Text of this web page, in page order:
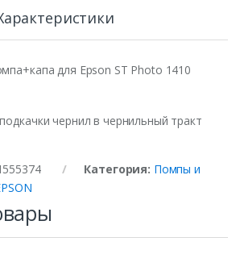
для Epson ST Photo 1410
чернил в чернильный тракт
Категория: Помпы и